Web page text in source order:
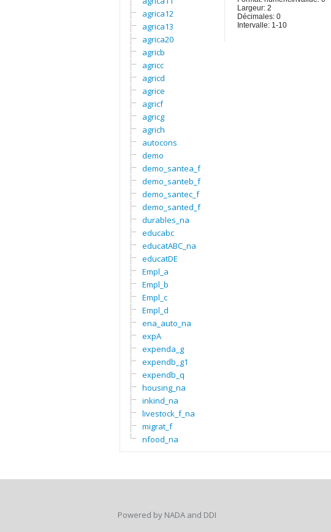
agrica12
agrica13
agrica20
agricb
agricc
agricd
agrice
agricf
agricg
agrich
autocons
demo
demo_santea_f
demo_santeb_f
demo_santec_f
demo_santed_f
durables_na
educabc
educatABC_na
educatDE
Empl_a
Empl_b
Empl_c
Empl_d
ena_auto_na
expA
expenda_g
expendb_g1
expendb_q
housing_na
inkind_na
livestock_f_na
migrat_f
nfood_na
Largeur: 2
Décimales: 0
Intervalle: 1-10
Powered by NADA and DDI